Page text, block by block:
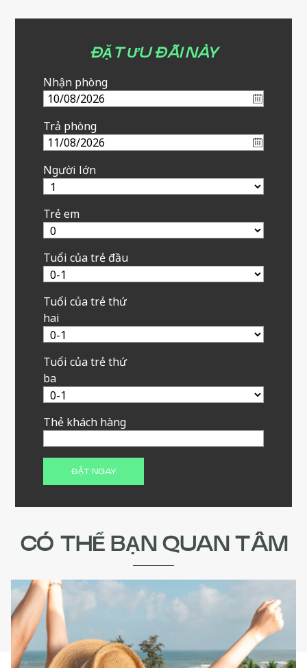
ĐẶT ƯU ĐÃI NÀY
Nhận phòng
Trả phòng
Người lớn
Trẻ em
Tuổi của trẻ đầu
Tuổi của trẻ thứ
hai
Tuổi của trẻ thứ
ba
Thẻ khách hàng
CÓ THỂ BẠN QUAN TÂM